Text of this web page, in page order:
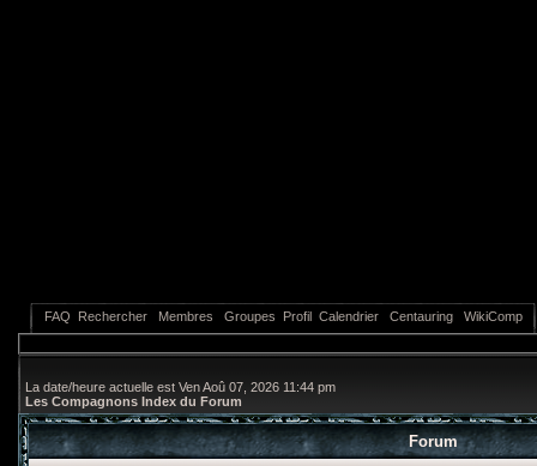
FAQ Rechercher Membres Groupes Profil Calendrier Centauring WikiComp
La date/heure actuelle est Ven Aoû 07, 2026 11:44 pm
Les Compagnons Index du Forum
Forum